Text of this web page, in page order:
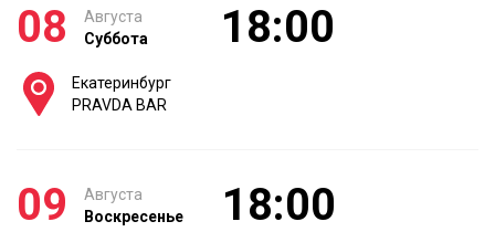
08
Августа
Суббота
18:00
Екатеринбург
PRAVDA BAR
09
Августа
Воскресенье
18:00